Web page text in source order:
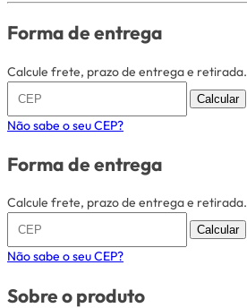
Forma de entrega
Calcule frete, prazo de entrega e retirada.
Calcular
Não sabe o seu CEP?
Forma de entrega
Calcule frete, prazo de entrega e retirada.
Calcular
Não sabe o seu CEP?
Sobre o produto